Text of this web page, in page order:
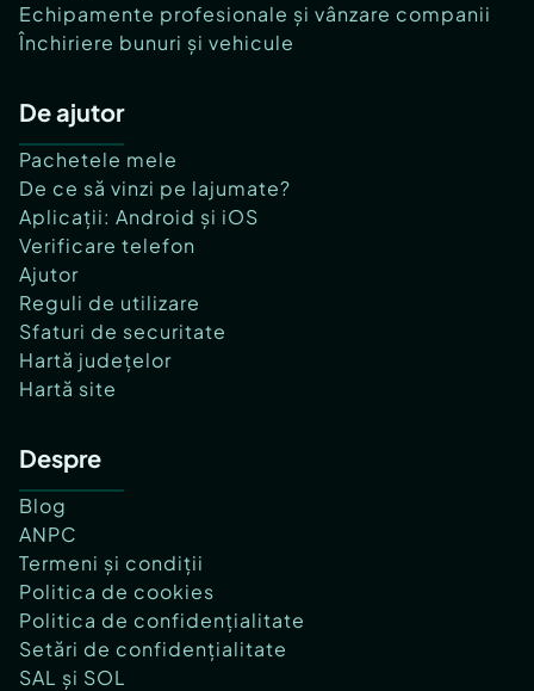
Echipamente profesionale și vânzare companii
Închiriere bunuri și vehicule
De ajutor
Pachetele mele
De ce să vinzi pe lajumate?
Aplicații: Android și iOS
Verificare telefon
Ajutor
Reguli de utilizare
Sfaturi de securitate
Hartă județelor
Hartă site
Despre
Blog
ANPC
Termeni și condiții
Politica de cookies
Politica de confidențialitate
Setări de confidențialitate
SAL și SOL